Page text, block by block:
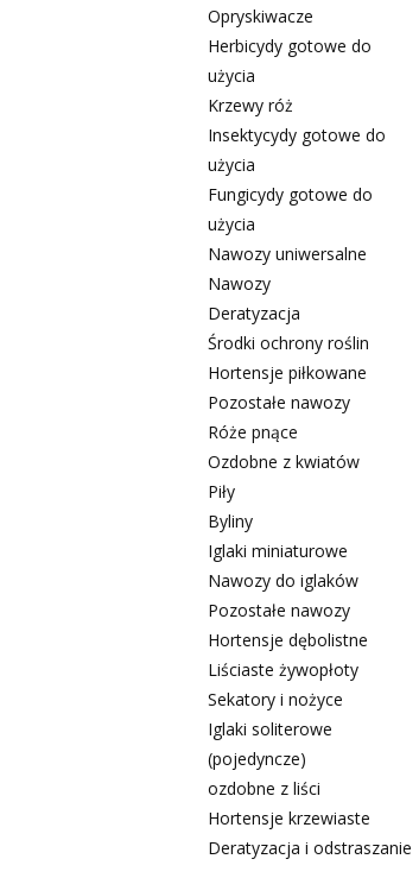
Opryskiwacze
Herbicydy gotowe do
użycia
Krzewy róż
Insektycydy gotowe do
użycia
Fungicydy gotowe do
użycia
Nawozy uniwersalne
Nawozy
Deratyzacja
Środki ochrony roślin
Hortensje piłkowane
Pozostałe nawozy
Róże pnące
Ozdobne z kwiatów
Piły
Byliny
Iglaki miniaturowe
Nawozy do iglaków
Pozostałe nawozy
Hortensje dębolistne
Liściaste żywopłoty
Sekatory i nożyce
Iglaki soliterowe
(pojedyncze)
ozdobne z liści
Hortensje krzewiaste
Deratyzacja i odstraszanie